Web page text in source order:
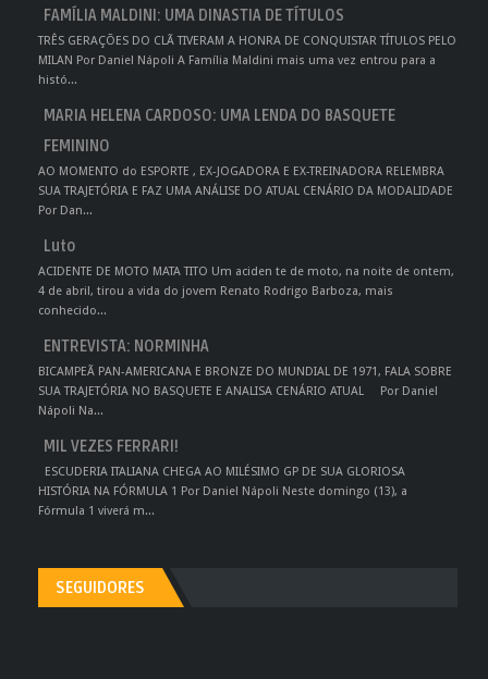
FAMÍLIA MALDINI: UMA DINASTIA DE TÍTULOS
TRÊS GERAÇÕES DO CLÃ TIVERAM A HONRA DE CONQUISTAR TÍTULOS PELO
MILAN Por Daniel Nápoli A Família Maldini mais uma vez entrou para a
histó...
MARIA HELENA CARDOSO: UMA LENDA DO BASQUETE
FEMININO
AO MOMENTO do ESPORTE , EX-JOGADORA E EX-TREINADORA RELEMBRA
SUA TRAJETÓRIA E FAZ UMA ANÁLISE DO ATUAL CENÁRIO DA MODALIDADE
Por Dan...
Luto
ACIDENTE DE MOTO MATA TITO Um aciden te de moto, na noite de ontem,
4 de abril, tirou a vida do jovem Renato Rodrigo Barboza, mais
conhecido...
ENTREVISTA: NORMINHA
BICAMPEÃ PAN-AMERICANA E BRONZE DO MUNDIAL DE 1971, FALA SOBRE
SUA TRAJETÓRIA NO BASQUETE E ANALISA CENÁRIO ATUAL Por Daniel
Nápoli Na...
MIL VEZES FERRARI!
ESCUDERIA ITALIANA CHEGA AO MILÉSIMO GP DE SUA GLORIOSA
HISTÓRIA NA FÓRMULA 1 Por Daniel Nápoli Neste domingo (13), a
Fórmula 1 viverá m...
SEGUIDORES